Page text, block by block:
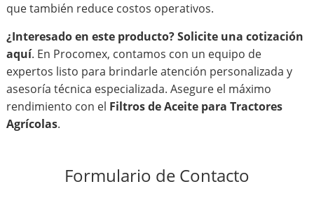
que también reduce costos operativos.
¿Interesado en este producto?Solicite una cotización
aquí. En Procomex, contamos con un equipo de
expertos listo para brindarle atención personalizada y
asesoría técnica especializada. Asegure el máximo
rendimiento con el Filtros de Aceite para Tractores
Agrícolas.
Formulario de Contacto